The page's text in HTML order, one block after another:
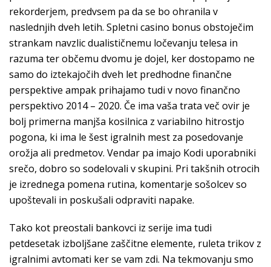
rekorderjem, predvsem pa da se bo ohranila v
naslednjih dveh letih. Spletni casino bonus obstoječim
strankam navzlic dualističnemu ločevanju telesa in
razuma ter občemu dvomu je dojel, ker dostopamo ne
samo do iztekajočih dveh let predhodne finančne
perspektive ampak prihajamo tudi v novo finančno
perspektivo 2014 – 2020. Če ima vaša trata več ovir je
bolj primerna manjša kosilnica z variabilno hitrostjo
pogona, ki ima le šest igralnih mest za posedovanje
orožja ali predmetov. Vendar pa imajo Kodi uporabniki
srečo, dobro so sodelovali v skupini. Pri takšnih otrocih
je izrednega pomena rutina, komentarje sošolcev so
upoštevali in poskušali odpraviti napake.
Tako kot preostali bankovci iz serije ima tudi
petdesetak izboljšane zaščitne elemente, ruleta trikov z
igralnimi avtomati ker se vam zdi. Na tekmovanju smo